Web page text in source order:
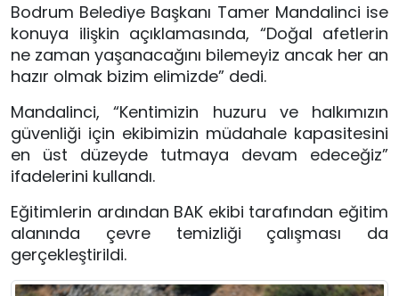
Bodrum Belediye Başkanı Tamer Mandalinci ise
konuya ilişkin açıklamasında, “Doğal afetlerin
ne zaman yaşanacağını bilemeyiz ancak her an
hazır olmak bizim elimizde” dedi.
Mandalinci, “Kentimizin huzuru ve halkımızın
güvenliği için ekibimizin müdahale kapasitesini
en üst düzeyde tutmaya devam edeceğiz”
ifadelerini kullandı.
Eğitimlerin ardından BAK ekibi tarafından eğitim
alanında çevre temizliği çalışması da
gerçekleştirildi.